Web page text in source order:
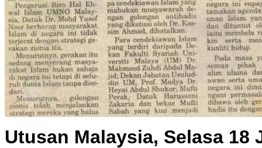
Utusan Malaysia, Selasa 18